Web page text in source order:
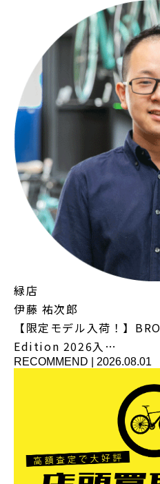
緑店
伊藤 祐次郎
【限定モデル入荷！】
Edition 2026入…
RECOMMEND 2026.08.01